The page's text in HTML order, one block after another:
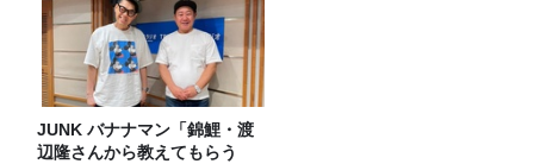
JUNK バナナマン「錦鯉・渡
辺隆さんから教えてもらう